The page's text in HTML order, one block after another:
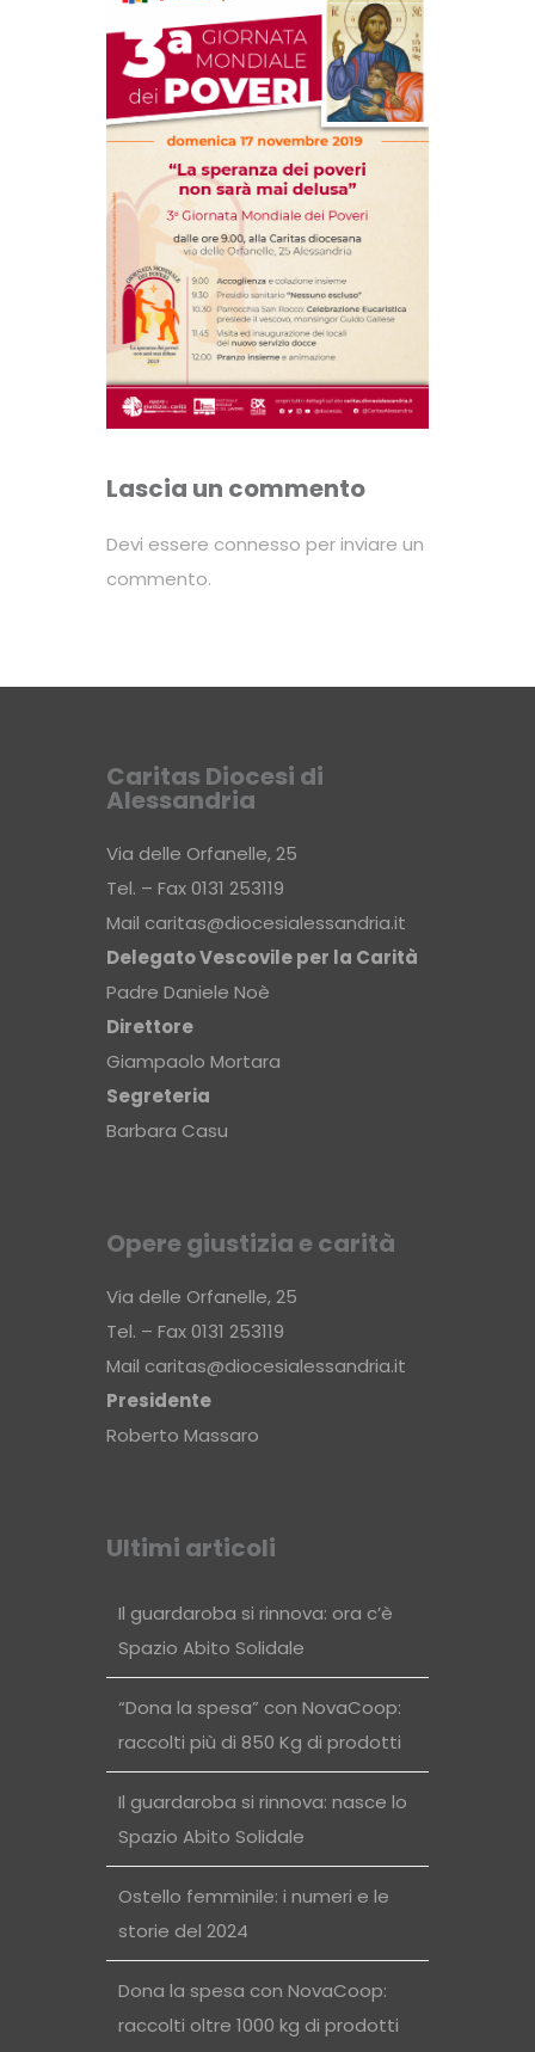
Lascia un commento
Devi essere connesso per inviare un
commento.
Caritas Diocesi di
Alessandria
Via delle Orfanelle, 25
Tel. – Fax 0131 253119
Mail caritas@diocesialessandria.it
Delegato Vescovile per la Carità
Padre Daniele Noè
Direttore
Giampaolo Mortara
Segreteria
Barbara Casu
Opere giustizia e carità
Via delle Orfanelle, 25
Tel. – Fax 0131 253119
Mail caritas@diocesialessandria.it
Presidente
Roberto Massaro
Ultimi articoli
Il guardaroba si rinnova: ora c’è
Spazio Abito Solidale
“Dona la spesa” con NovaCoop:
raccolti più di 850 Kg di prodotti
Il guardaroba si rinnova: nasce lo
Spazio Abito Solidale
Ostello femminile: i numeri e le
storie del 2024
Dona la spesa con NovaCoop:
raccolti oltre 1000 kg di prodotti